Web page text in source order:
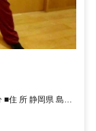
大井川本線金谷駅 車5分